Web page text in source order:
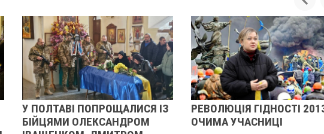
РЕВОЛЮЦІЯ ГІДНОСТІ 2013
ОЧИМА УЧАСНИЦІ
ЖІНКА ШТОВХНУЛА
ТЦКАШНИКА ПІД МАШИНУ -